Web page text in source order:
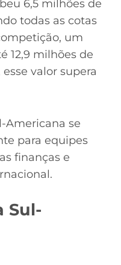
6,5 milhões de
todas as cotas
um
12,9 milhões de
valor supera
Americana se
para equipes
finanças e
Sul-